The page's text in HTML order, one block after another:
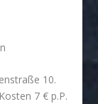
10.
7 € p.P.